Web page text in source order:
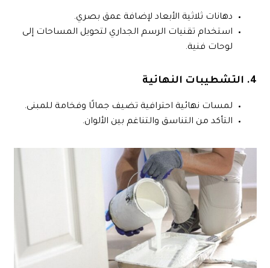
دهانات ثلاثية الأبعاد لإضافة عمق بصري.
استخدام تقنيات الرسم الجداري لتحويل المساحات إلى
لوحات فنية.
4. التشطيبات النهائية
لمسات نهائية احترافية تضيف جمالًا وفخامة للمبنى.
التأكد من التناسق والتناغم بين الألوان.